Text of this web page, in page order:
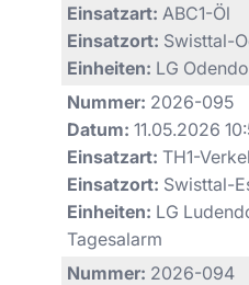
Einsatzart: ABC1-Öl
Einsatzort: Swisttal-
Einheiten: LG
Nummer: 2026-095
Datum: 11.05.2026
Einsatzart: TH1-
Einsatzort: Swisttal-
Einheiten: LG
Tagesalarm
Nummer: 2026-094